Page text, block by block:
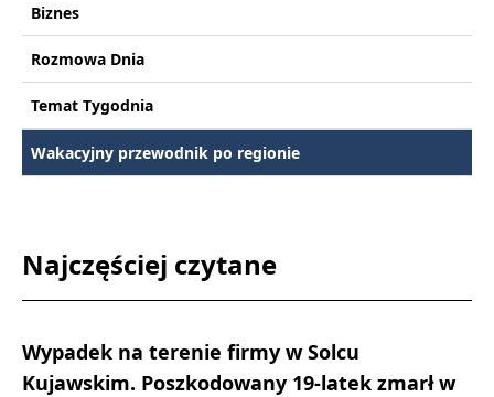
Biznes
Rozmowa Dnia
Temat Tygodnia
Wakacyjny przewodnik po regionie
Najczęściej czytane
Wypadek na terenie firmy w Solcu
Kujawskim. Poszkodowany 19-latek zmarł w